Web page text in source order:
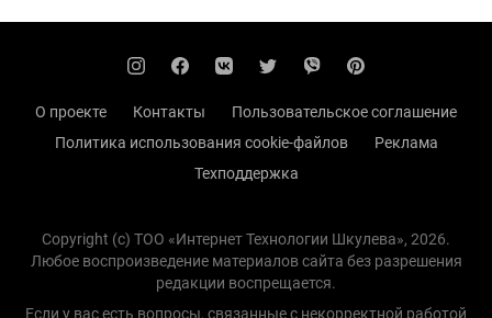
О проекте Контакты
Пользовательское соглашение
Политика использования cookie-файлов
Реклама
Техподдержка
Copyright (с) TOO «Интернет Технологии Шкулева», 2026.
Любое воспроизведение материалов сайта без разрешения
редакции воспрещается.
Если у вас есть вопросы, связанные с некорректной работой